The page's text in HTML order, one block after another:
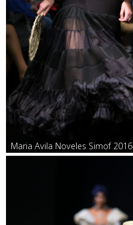
Maria Avila Noveles Simof 2016